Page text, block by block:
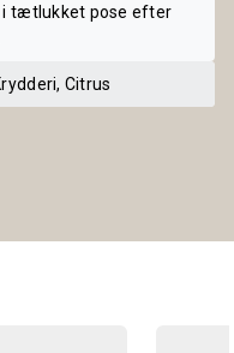
i tætlukket pose efter
Citrus